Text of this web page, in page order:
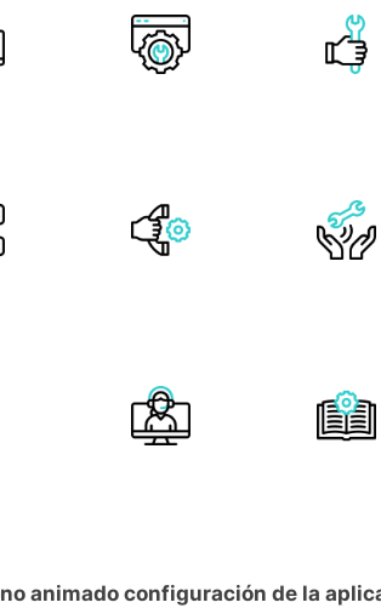
animado configuración de la